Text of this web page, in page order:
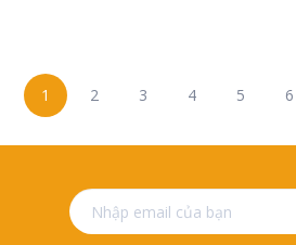
1 2 3 4 5 6